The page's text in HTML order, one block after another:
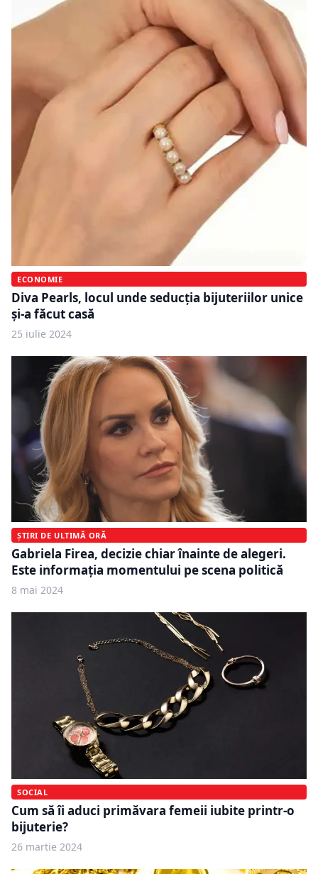
ECONOMIE
Diva Pearls, locul unde seducția bijuteriilor unice
și-a făcut casă
25 iulie 2024
ȘTIRI DE ULTIMĂ ORĂ
Gabriela Firea, decizie chiar înainte de alegeri.
Este informația momentului pe scena politică
8 mai 2024
SOCIAL
Cum să îi aduci primăvara femeii iubite printr-o
bijuterie?
26 martie 2024